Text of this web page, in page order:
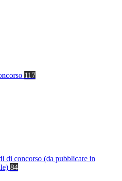
117
di concorso (da pubblicare in
84